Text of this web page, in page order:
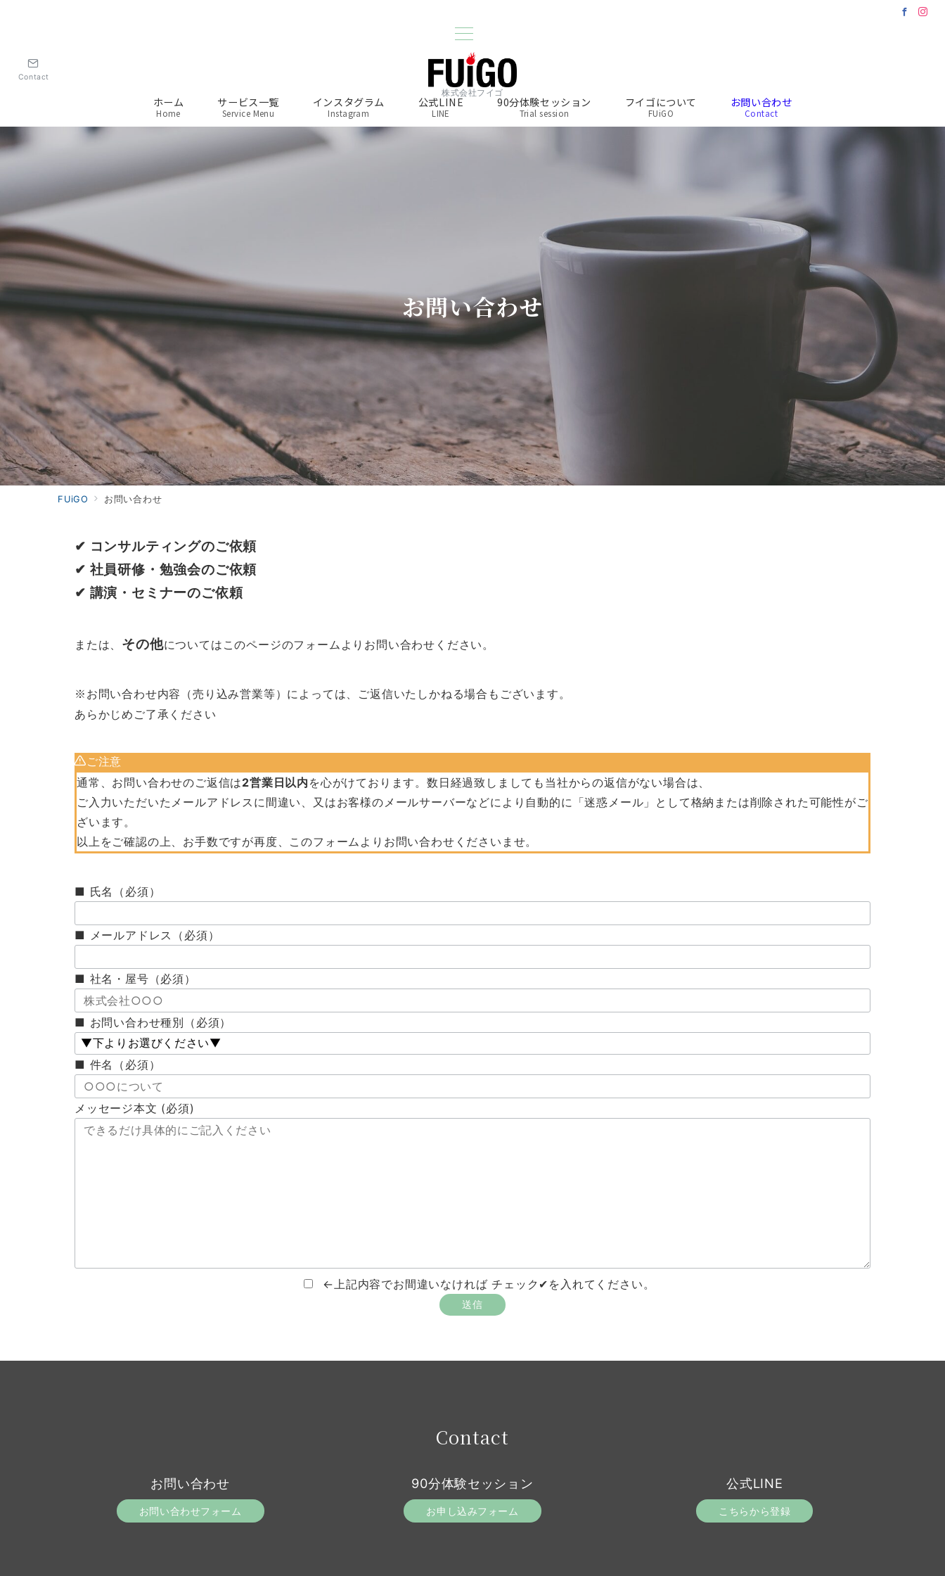
株式会社フイゴ
Contact
ホーム
Home
サービス一覧
Service Menu
インスタグラム
Instagram
公式LINE
LINE
90分体験セッション
Trial session
フイゴについて
FUiGO
お問い合わせ
Contact
お問い合わせ
FUiGO お問い合わせ
✔︎ コンサルティングのご依頼
✔︎ 社員研修・勉強会のご依頼
✔︎ 講演・セミナーのご依頼
または、 その他についてはこのページのフォームよりお問い合わせください。
※お問い合わせ内容（売り込み営業等）によっては、ご返信いたしかねる場合もございます。
あらかじめご了承ください
ご注意
通常、お問い合わせのご返信は2営業日以内 を心がけております。数日経過致しましても当社からの返信がない場合は、
ご入力いただいたメールアドレスに間違い、又はお客様のメールサーバーなどにより自動的に「迷惑メール」として格納または削除された可能性がご
ざいます。
以上をご確認の上、お手数ですが再度、このフォームよりお問い合わせくださいませ。
■ 氏名（必須）
■ メールアドレス（必須）
■ 社名・屋号（必須）
■ お問い合わせ種別（必須）
■ 件名（必須）
メッセージ本文 (必須)
←上記内容でお間違いなければ チェック✔︎を入れてください。
Contact
お問い合わせ
お問い合わせフォーム
90分体験セッション
お申し込みフォーム
公式LINE
こちらから登録